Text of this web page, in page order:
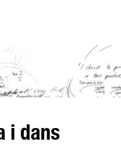
i dans